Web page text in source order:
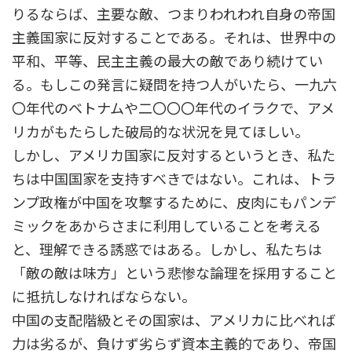
りるならば、主要な敵、つまりわれわれ自身の帝国
主義国家に反対することである。それは、世界中の
平和、平等、民主主義の最大の敵であり続けてい
る。もしこの発言に疑問を持つ人がいたら、一九六
〇年代のベトナムや二〇〇〇年代のイラクで、アメ
リカがもたらした破局的な状況を見てほしい。
しかし、アメリカ国家に反対するというとき、私た
ちは中国国家を支持すべきではない。これは、トラ
ンプ政権が中国を攻撃するために、皮肉にもパンデ
ミックをあからさまに利用していることを考える
と、理解できる誘惑ではある。しかし、私たちは
「敵の敵は味方」という悲惨な論理を採用すること
に抵抗しなければならない。
中国の支配階級とその国家は、アメリカに比べれば
力は劣るが、負けず劣らず資本主義的であり、帝国